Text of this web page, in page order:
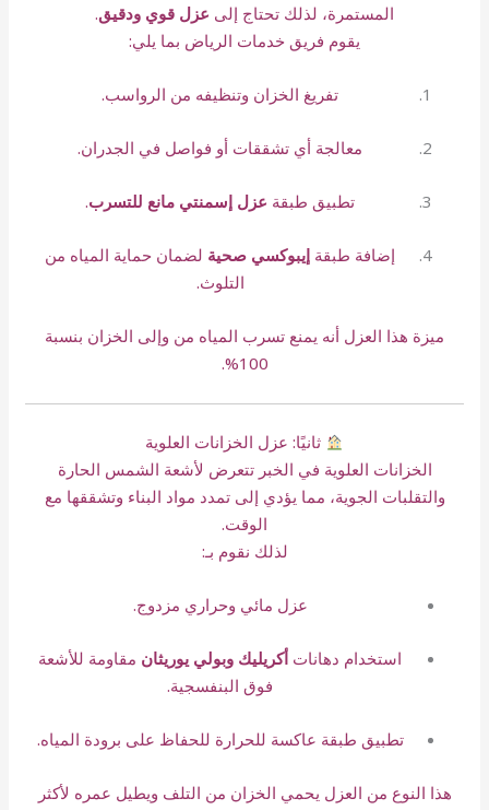
المستمرة، لذلك تحتاج إلى عزل قوي ودقيق.
يقوم فريق خدمات الرياض بما يلي:
تفريغ الخزان وتنظيفه من الرواسب.
معالجة أي تشققات أو فواصل في الجدران.
تطبيق طبقة عزل إسمنتي مانع للتسرب.
إضافة طبقة إيبوكسي صحية لضمان حماية المياه من
التلوث.
ميزة هذا العزل أنه يمنع تسرب المياه من وإلى الخزان بنسبة
100%.
ثانيًا: عزل الخزانات العلوية
الخزانات العلوية في الخبر تتعرض لأشعة الشمس الحارة
والتقلبات الجوية، مما يؤدي إلى تمدد مواد البناء وتشققها مع
الوقت.
لذلك نقوم بـ:
عزل مائي وحراري مزدوج.
استخدام دهانات أكريليك وبولي يوريثان مقاومة للأشعة
فوق البنفسجية.
تطبيق طبقة عاكسة للحرارة للحفاظ على برودة المياه.
هذا النوع من العزل يحمي الخزان من التلف ويطيل عمره لأكثر